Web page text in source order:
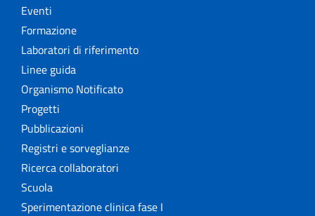
Eventi
Formazione
Laboratori di riferimento
Linee guida
Organismo Notificato
Progetti
Pubblicazioni
Registri e sorveglianze
Ricerca collaboratori
Scuola
Sperimentazione clinica fase I